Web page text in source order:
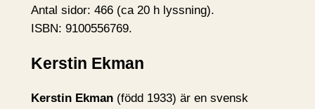
Antal sidor: 466 (ca 20 h lyssning).
ISBN: 9100556769.
Kerstin Ekman
Kerstin Ekman(född 1933) är en svensk